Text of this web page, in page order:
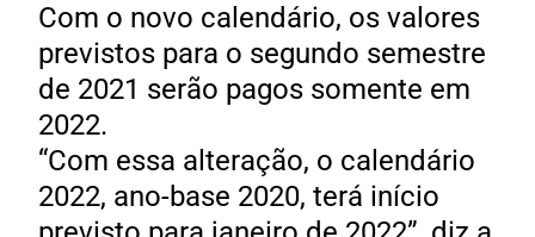
Com o novo calendário, os valores
previstos para o segundo semestre
de 2021 serão pagos somente em
2022.
“Com essa alteração, o calendário
2022, ano-base 2020, terá início